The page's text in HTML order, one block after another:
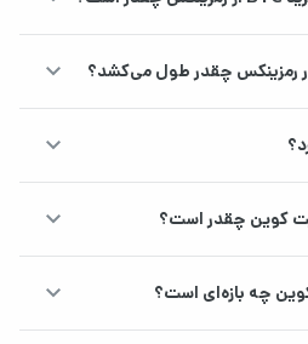
تقریباً سال ۲۰۲۸ (پاداش استخراج
به شلوغی شبکه و
رمزینکس چقدر طول می‌کشد؟ keyboard_arrow_down
keyboard_arrow_down
کوین چقدر است؟ keyboard_arrow_down
چه بازه‌ای است؟ keyboard_arrow_down